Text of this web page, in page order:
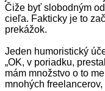
Čiže byť slobodným
cieľa. Fakticky je to
prekážok.
Jeden humoristický
„OK, v poriadku,
mám množstvo o to
mnohých freelancerov,